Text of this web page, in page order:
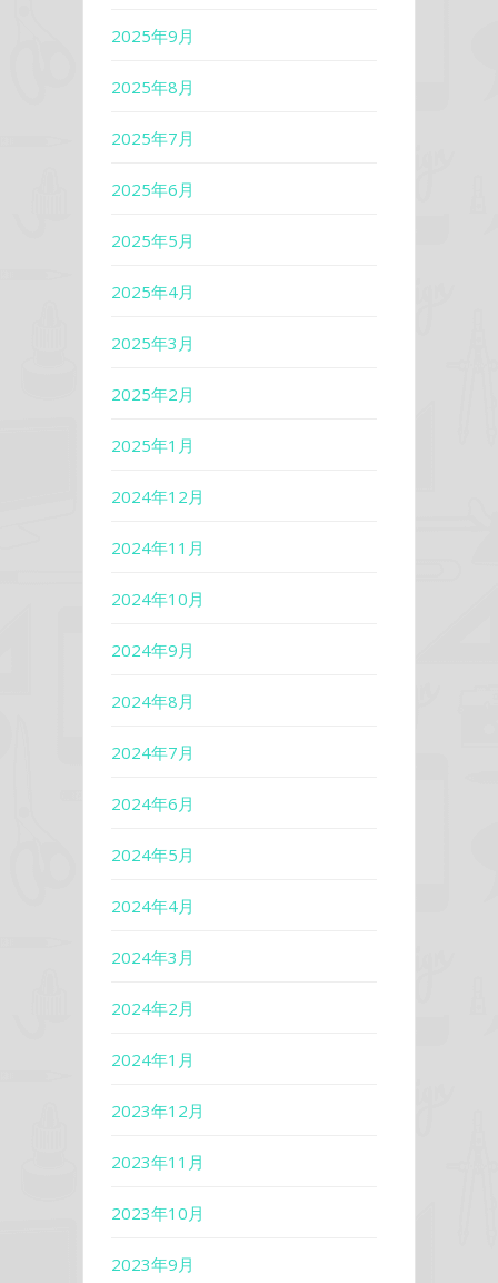
2025年9月
2025年8月
2025年7月
2025年6月
2025年5月
2025年4月
2025年3月
2025年2月
2025年1月
2024年12月
2024年11月
2024年10月
2024年9月
2024年8月
2024年7月
2024年6月
2024年5月
2024年4月
2024年3月
2024年2月
2024年1月
2023年12月
2023年11月
2023年10月
2023年9月